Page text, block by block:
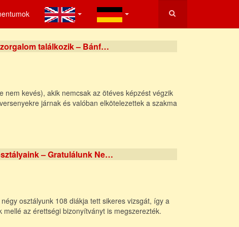
találkozik – Bánf…
nem kevés), akik nemcsak az ötéves képzést végzik
járnak és valóban elkötelezettek a szakma
– Gratulálunk Ne…
osztályunk 108 diákja tett sikeres vizsgát, így a
mellé az érettségi bizonyítványt is megszerezték.